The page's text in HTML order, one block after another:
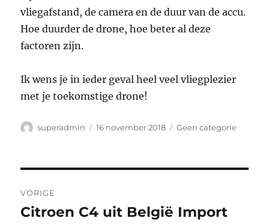
vliegafstand, de camera en de duur van de accu.
Hoe duurder de drone, hoe beter al deze
factoren zijn.
Ik wens je in ieder geval heel veel vliegplezier
met je toekomstige drone!
Auteur
superadmin
Geplaatst
16 november 2018 Categorieën
Geen categorie
navigatie
VORIGE
Vorig
Citroen C4 uit België Import